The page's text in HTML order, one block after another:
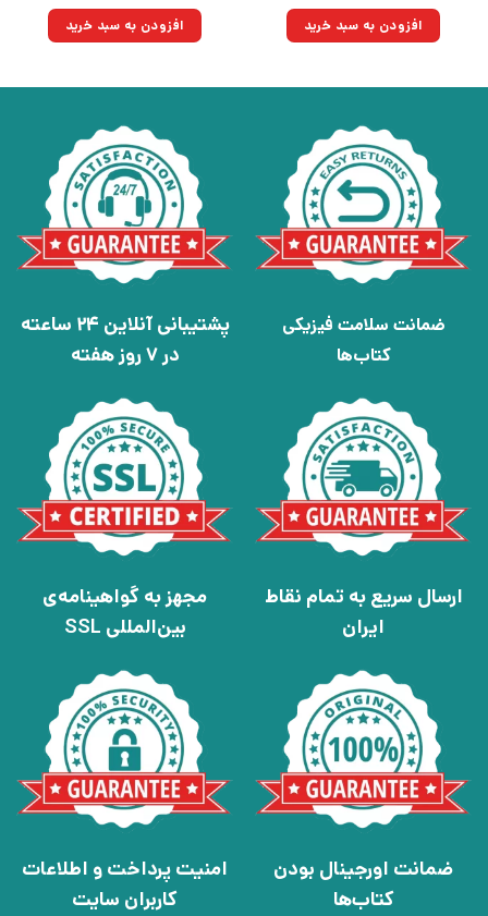
بود.
افزودن به سبد خرید ۲۵۰,۰۰۰تومان
بود.
۱۷۳,۷۵۰تومان.افزودن به سبد خرید
ضمانت سلامت فیزیکی
کتاب‌ها
پشتیبانی آنلاین 24 ساعته
در 7 روز هفته
ارسال سریع به تمام نقاط
ایران
مجهز به گواهینامه‌ی
بین‌المللی SSL
ضمانت اورجینال بودن
کتاب‌ها
امنیت پرداخت و اطلاعات
کاربران سایت